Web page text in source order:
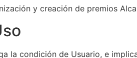
y creación de premios
la condición de Usuario, e